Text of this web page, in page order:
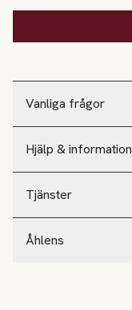
Vanliga frågor
Hjälp & information
Tjänster
Åhlens